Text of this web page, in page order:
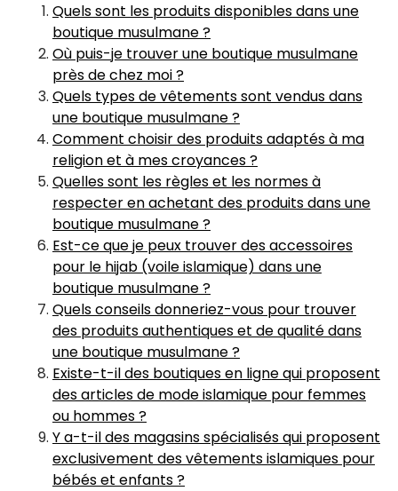
Quels sont les produits disponibles dans une
boutique musulmane ?
Où puis-je trouver une boutique musulmane
près de chez moi ?
Quels types de vêtements sont vendus dans
une boutique musulmane ?
Comment choisir des produits adaptés à ma
religion et à mes croyances ?
Quelles sont les règles et les normes à
respecter en achetant des produits dans une
boutique musulmane ?
Est-ce que je peux trouver des accessoires
pour le hijab (voile islamique) dans une
boutique musulmane ?
Quels conseils donneriez-vous pour trouver
des produits authentiques et de qualité dans
une boutique musulmane ?
Existe-t-il des boutiques en ligne qui proposent
des articles de mode islamique pour femmes
ou hommes ?
Y a-t-il des magasins spécialisés qui proposent
exclusivement des vêtements islamiques pour
bébés et enfants ?